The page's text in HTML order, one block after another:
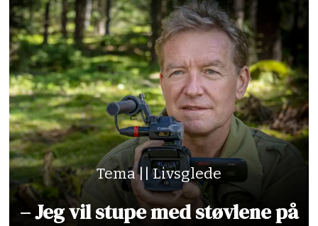
Tema || Livsglede
– Jeg vil stupe med støvlene på